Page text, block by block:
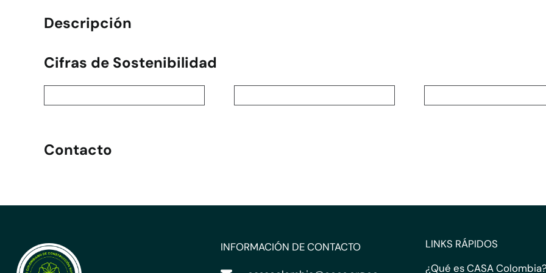
Descripción
Cifras de Sostenibilidad
Contacto
INFORMACIÓN DE CONTACTO
LINKS RÁPIDOS
¿Qué es CASA